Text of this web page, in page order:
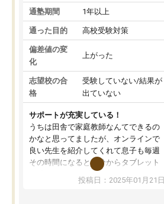
通塾期間 1年以上
通った目的 高校受験対策
偏差値の変
化
上がった
志望校の合
格
受験していない/結果が
出ていない
サポートが充実している！
うちは田舎で家庭教師なんてできるの
かなと思ってましたが、オンラインで
良い先生を紹介してくれて息子も毎週
その時間になると自分からタブレット
を開いてzoomを繋げるようになりまし
た！5科目なんでもOKなのもとても気
投稿日：2025年01月21日